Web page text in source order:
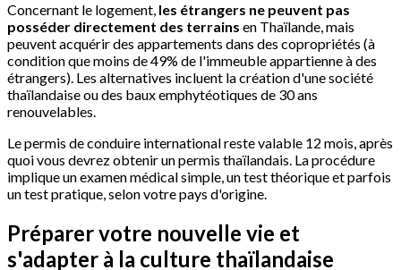
Concernant le logement, les étrangers ne peuvent pas
posséder directement des terrains en Thaïlande, mais
peuvent acquérir des appartements dans des copropriétés (à
condition que moins de 49% de l'immeuble appartienne à des
étrangers). Les alternatives incluent la création d'une société
thaïlandaise ou des baux emphytéotiques de 30 ans
renouvelables.
Le permis de conduire international reste valable 12 mois, après
quoi vous devrez obtenir un permis thaïlandais. La procédure
implique un examen médical simple, un test théorique et parfois
un test pratique, selon votre pays d'origine.
Préparer votre nouvelle vie et
s'adapter à la culture thaïlandaise